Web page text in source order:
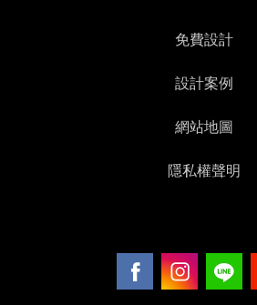
免費設計
設計案例
網站地圖
隱私權聲明